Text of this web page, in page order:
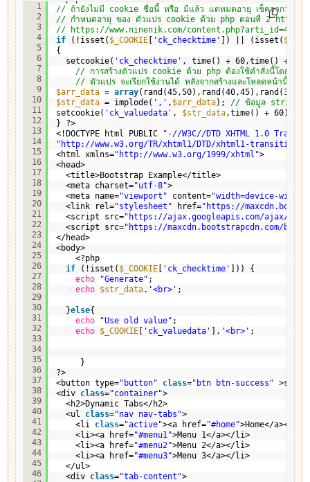
1
2
3
4
5
6
7
8
9
10
11
12
13
14
15
16
17
18
19
20
21
22
23
24
25
26
27
28
29
30
31
32
33
34
35
36
37
38
39
40
41
42
43
44
45
46
// ถ้ายังไม่มี cookie ชื่อนี้ หรือ มีแล้ว แต่หมดอายุ เช็คจากวันที่ข้
// กำหนดอายุ ของ ตัวแปร cookie ด้วย php ตอนที่ 2 https://
//
https://www.ninenik.com/content.php?arti_id=445
if
(!isset( $_COOKIE [ 'ck_checktime' ]) || (isset(
{
setcookie( 'ck_checktime' , time() + 60,time() +
// การสร้างตัวแปร cookie ด้วย php ต้องใช้คำสั่งนี้โดยห้าม
// ตัวแปร จะเรียกใช้งานได้ หลังจากสร้างและโหลดหน้านี้ให
$arr_data = array
$str_data = implode( ',' , $arr_data); // ข้อมูล string โด
setcookie( 'ck_valuedata' , $str_data ,time() + 60);
} ?>
<!DOCTYPE html PUBLIC
"-//W3C//DTD XHTML 1.0
" http://www.w3.org/TR/xhtml1/DTD/xhtml1-
<html xmlns=" http://www.w3.org/1999/xhtml ">
<head>
<title>Bootstrap Example</title>
<meta charset="utf-8">
<meta name="viewport" content="width=device-
<link rel="stylesheet" href=" https://
<script src=" https://ajax.googleapis.com/ajax/
<script src=" https://maxcdn.bootstrapcdn.com/
</head>
<body>
<?php
if
(!isset( $_COOKIE [ 'ck_checktime' ])) {
echo
"Generate" ;
echo $str_data. '<br>' ;
}else{
echo
"Use old value" ;
echo $_COOKIE [ 'ck_valuedata' ]. '<br>' ;
}
?>
<button type="button" class="btn btn-success"
<div class="container">
<h2>Dynamic Tabs</h2>
<ul class="nav nav-tabs">
<li class="active"><a href="#home">Home</a></li>
<li><a href="#menu1">Menu 1</a></li>
<li><a href="#menu2">Menu 2</a></li>
<li><a href="#menu3">Menu 3</a></li>
</ul>
<div class="tab-content">